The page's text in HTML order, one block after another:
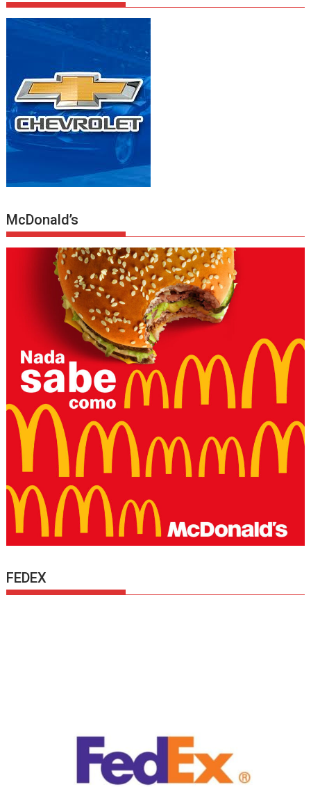
McDonald’s
FEDEX